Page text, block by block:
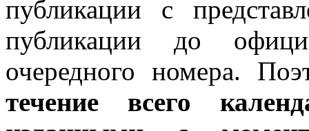
публикации с
публикации до
очередного номера.
течение всего